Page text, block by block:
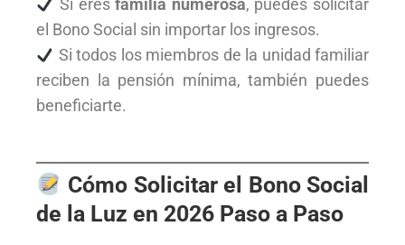
Si eresfamilia numerosa, puedes solicitar
el Bono Social sin importar los ingresos.
Si todos los miembros de la unidad familiar
reciben la pensión mínima, también puedes
beneficiarte.
Cómo Solicitar el Bono Social
de la Luz en 2026 Paso a Paso